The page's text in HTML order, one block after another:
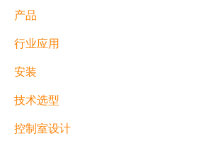
产品
行业应用
安装
技术选型
控制室设计